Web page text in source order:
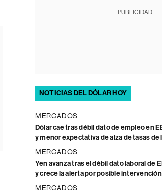
PUBLICIDAD
NOTICIAS DEL DÓLAR HOY
MERCADOS
Dólar cae tras débil dato de empleo en
y menor expectativa de alza de tasas de
MERCADOS
Yen avanza tras el débil dato laboral de
y crece la alerta por posible intervención
MERCADOS